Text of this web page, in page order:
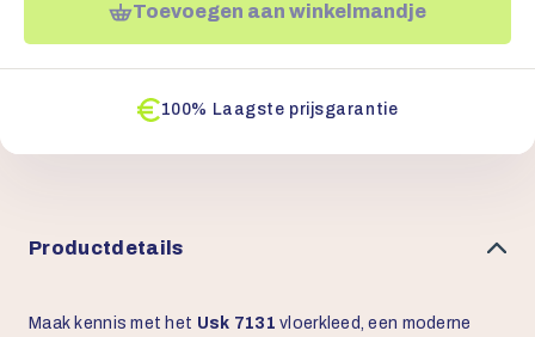
Toevoegen aan winkelmandje
100% Laagste prijsgarantie
Productdetails
Maak kennis met het Usk 7131 vloerkleed, een moderne